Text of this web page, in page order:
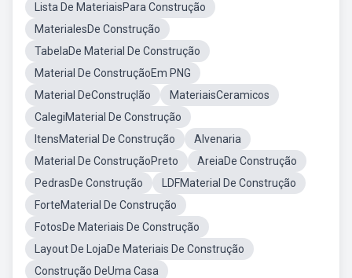
Lista De MateriaisPara Construção
MaterialesDe Construção
TabelaDe Material De Construção
Material De ConstruçãoEm PNG
Material DeConstruçlão
MateriaisCeramicos
CalegiMaterial De Construção
ItensMaterial De Construção
Alvenaria
Material De ConstruçãoPreto
AreiaDe Construção
PedrasDe Construção
LDFMaterial De Construção
ForteMaterial De Construção
FotosDe Materiais De Construção
Layout De LojaDe Materiais De Construção
Construção DeUma Casa